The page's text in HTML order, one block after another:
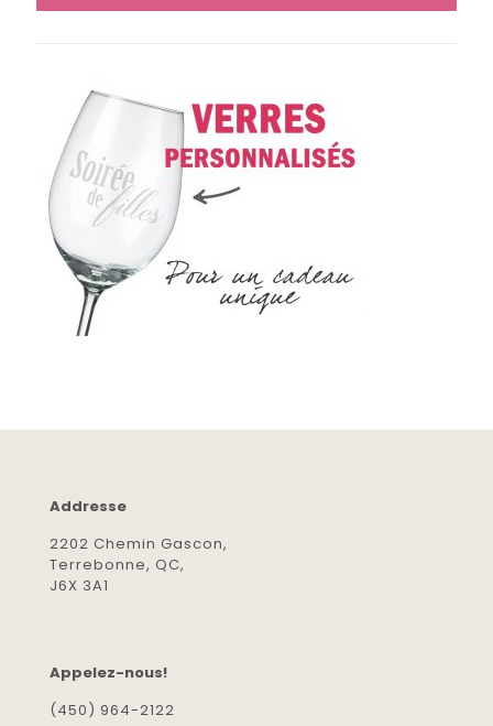
Addresse
2202 Chemin Gascon,
Terrebonne, QC,
J6X 3A1
Appelez-nous!
(450) 964-2122